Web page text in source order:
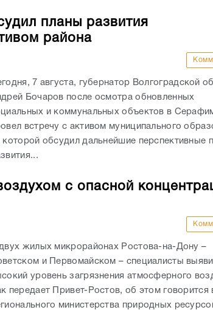
планы развития
района
7 августа, губернатор Волгоградской
Бочаров после осмотра обновленных
и коммунальных объектов в
встречу с активом муниципального
которой обсудил дальнейшие перспективные
с опасной
жилых микрорайонах Ростова-на-Дону –
и Первомайском – специалисты
уровень загрязнения атмосферного
передает Привет-Ростов, об этом говорится
министерства природных